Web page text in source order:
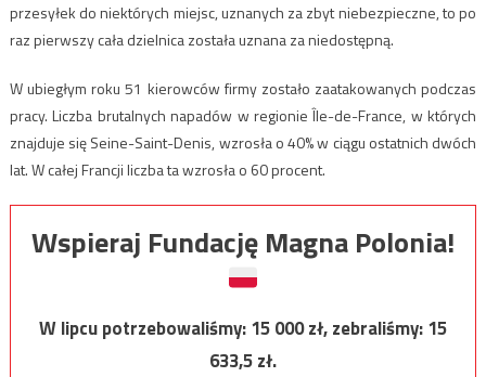
przesyłek do niektórych miejsc, uznanych za zbyt niebezpieczne, to po
raz pierwszy cała dzielnica została uznana za niedostępną.
W ubiegłym roku 51 kierowców firmy zostało zaatakowanych podczas
pracy. Liczba brutalnych napadów w regionie Île-de-France, w których
znajduje się Seine-Saint-Denis, wzrosła o 40% w ciągu ostatnich dwóch
lat. W całej Francji liczba ta wzrosła o 60 procent.
Wspieraj Fundację Magna Polonia!
W lipcu potrzebowaliśmy:15 000zł, zebraliśmy:15
633,5zł.